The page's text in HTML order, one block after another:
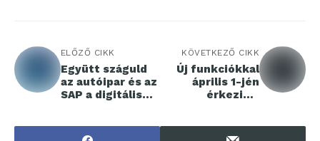
ELŐZŐ CIKK
Együtt száguld
az autóipar és az
SAP a digitális
KÖVETKEZŐ CIKK
Új funkciókkal
április 1-jén
érkezik a
Security